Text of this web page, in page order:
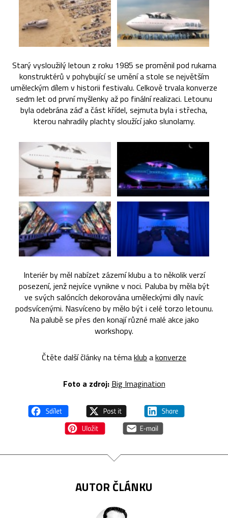
Starý vysloužilý letoun z roku 1985 se proměnil pod rukama
konstruktérů v pohybující se umění a stole se největším
uměleckým dílem v historii festivalu. Celkově trvala konverze
sedm let od první myšlenky až po finální realizaci. Letounu
byla odebrána záď a část křídel, sejmuta byla i střecha,
kterou nahradily plachty sloužící jako slunolamy.
Interiér by měl nabízet zázemí klubu a to několik verzí
posezení, jenž nejvíce vynikne v noci. Paluba by měla být
ve svých salóncích dekorována uměleckými díly navíc
podsvícenými. Nasvíceno by mělo být i celé torzo letounu.
Na palubě se přes den konají různé malé akce jako
workshopy.
Čtěte další články na témaklub akonverze
Foto a zdroj: Big Imagination
AUTOR ČLÁNKU